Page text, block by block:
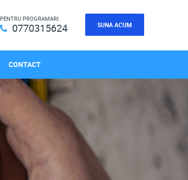
PENTRU PROGRAMARI:
0770315624 SUNA ACUM
CONTACT